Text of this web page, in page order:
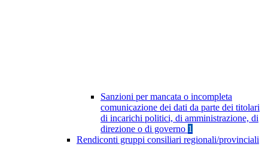
Sanzioni per mancata o incompleta
comunicazione dei dati da parte dei titolari
di incarichi politici, di amministrazione, di
direzione o di governo 1
Rendiconti gruppi consiliari regionali/provinciali